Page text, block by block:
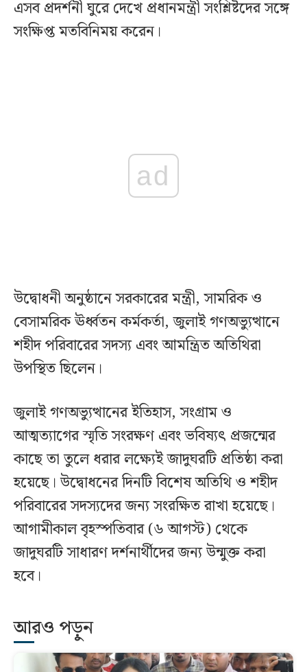
এসব প্রদর্শনী ঘুরে দেখে প্রধানমন্ত্রী সংশ্লিষ্টদের সঙ্গে
সংক্ষিপ্ত মতবিনিময় করেন।
ad
উদ্বোধনী অনুষ্ঠানে সরকারের মন্ত্রী, সামরিক ও
বেসামরিক ঊর্ধ্বতন কর্মকর্তা, জুলাই গণঅভ্যুত্থানে
শহীদ পরিবারের সদস্য এবং আমন্ত্রিত অতিথিরা
উপস্থিত ছিলেন।
জুলাই গণঅভ্যুত্থানের ইতিহাস, সংগ্রাম ও
আত্মত্যাগের স্মৃতি সংরক্ষণ এবং ভবিষ্যৎ প্রজন্মের
কাছে তা তুলে ধরার লক্ষ্যেই জাদুঘরটি প্রতিষ্ঠা করা
হয়েছে। উদ্বোধনের দিনটি বিশেষ অতিথি ও শহীদ
পরিবারের সদস্যদের জন্য সংরক্ষিত রাখা হয়েছে।
আগামীকাল বৃহস্পতিবার (৬ আগস্ট) থেকে
জাদুঘরটি সাধারণ দর্শনার্থীদের জন্য উন্মুক্ত করা
হবে।
আরও পড়ুন